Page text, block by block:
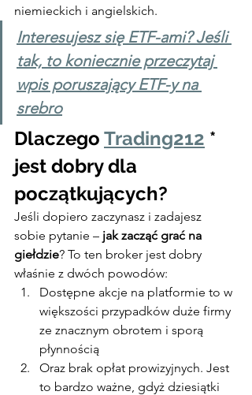
niemieckich i angielskich.
Interesujesz się ETF-ami? Jeśli
tak, to koniecznie przeczytaj
wpis poruszający ETF-y na
srebro
Dlaczego Trading212 *
jest dobry dla
początkujących?
Jeśli dopiero zaczynasz i zadajesz
sobie pytanie – jak zacząć grać na
giełdzie? To ten broker jest dobry
właśnie z dwóch powodów:
Dostępne akcje na platformie to w
większości przypadków duże firmy
ze znacznym obrotem i sporą
płynnością
Oraz brak opłat prowizyjnych. Jest
to bardzo ważne, gdyż dziesiątki